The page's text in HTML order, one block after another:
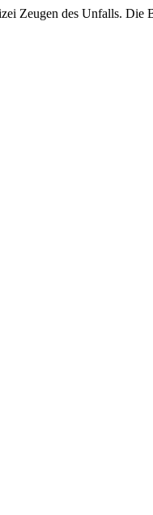
Zeugen des Unfalls. Die